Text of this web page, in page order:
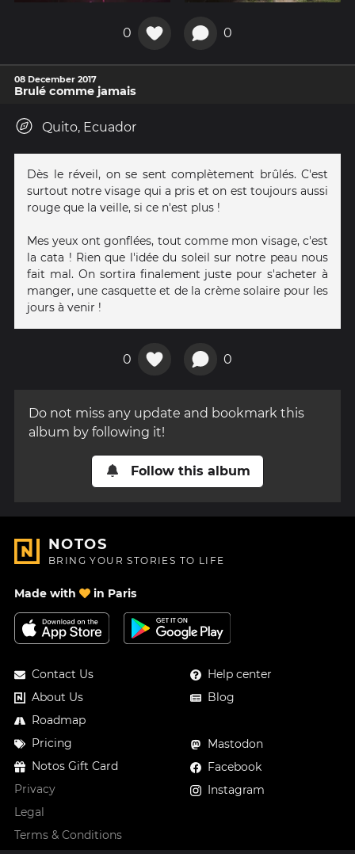
0 0
08 December 2017
Brulé comme jamais
Quito, Ecuador
Dès le réveil, on se sent complètement brûlés. C'est
surtout notre visage qui a pris et on est toujours aussi
rouge que la veille, si ce n'est plus !
Mes yeux ont gonflées, tout comme mon visage, c'est
la cata ! Rien que l'idée du soleil sur notre peau nous
fait mal. On sortira finalement juste pour s'acheter à
manger, une casquette et de la crème solaire pour les
jours à venir !
0 0
Do not miss any update and bookmark this
album by following it!
Follow this album
NOTOS
BRING YOUR STORIES TO LIFE
Made with in Paris
Contact Us
About Us
Roadmap
Pricing
Notos Gift Card
Privacy
Legal
Terms & Conditions
Help center
Blog
Mastodon
Facebook
Instagram